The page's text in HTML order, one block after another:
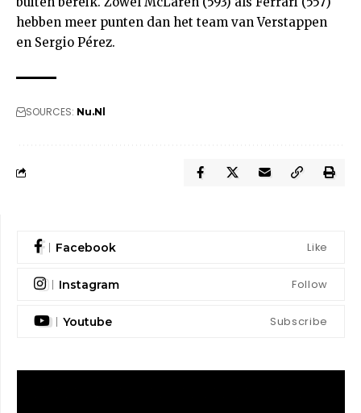
hebben meer punten dan het team van Verstappen
en Sergio Pérez.
SOURCES: Nu.Nl
Facebook Like
Instagram Follow
Youtube Subscribe